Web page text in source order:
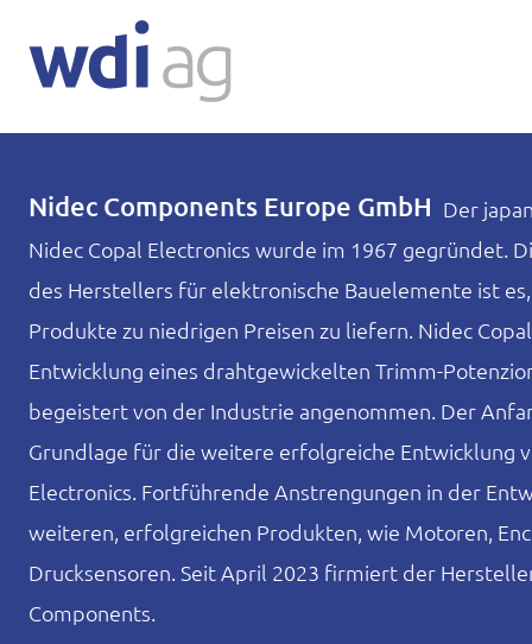
Nidec Components Europe GmbH Der
Nidec Copal Electronics wurde im 1967 gegründet.
des Herstellers für elektronische Bauelemente ist
Produkte zu niedrigen Preisen zu liefern. Nidec
Entwicklung eines drahtgewickelten Trimm-
begeistert von der Industrie angenommen. Der
Grundlage für die weitere erfolgreiche Entwicklung
Electronics. Fortführende Anstrengungen in der
weiteren, erfolgreichen Produkten, wie Motoren,
Drucksensoren. Seit April 2023 firmiert der
Components.